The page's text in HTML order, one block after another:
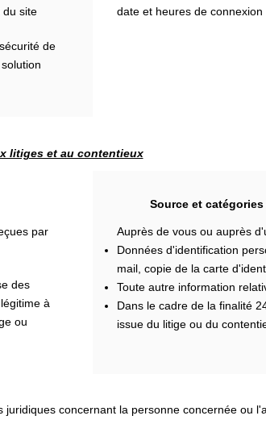
du site
de
date et heures de connexion
litiges et au contentieux
par
des
à
ou
Source et
Auprès de vous ou auprès
Données d'identification
mail, copie de la carte
Toute autre information
Dans le cadre de la finalité
issue du litige ou du
concernant la personne concernée ou